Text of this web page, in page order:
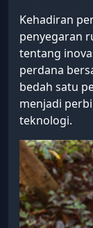
Kehadiran
penyegaran
tentang
perdana
bedah satu
menjadi
teknologi.